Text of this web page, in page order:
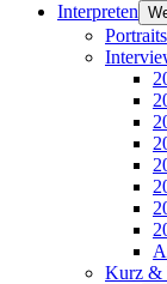
Interpreten
Portraits
Kurz &